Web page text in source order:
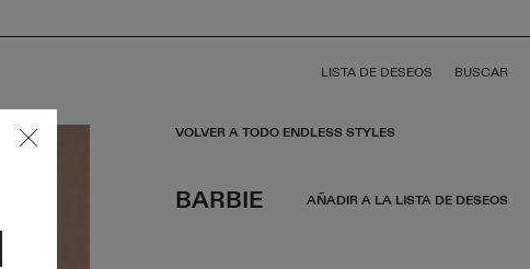
LISTA DE DESEOS BUSCAR
VOLVER A TODO ENDLESS STYLES
BARBIE AÑADIR A LA LISTA DE DESEOS